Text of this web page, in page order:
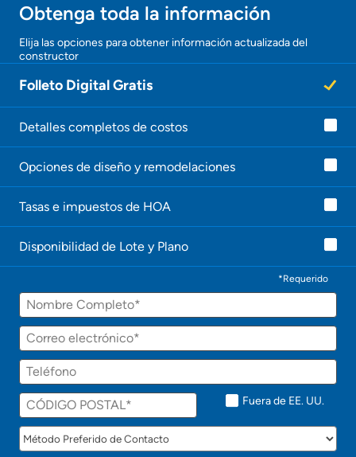
Obtenga toda la información
Elija las opciones para obtener información actualizada del
constructor
Folleto Digital Gratis
Detalles completos de costos
Opciones de diseño y remodelaciones
Tasas e impuestos de HOA
Disponibilidad de Lote y Plano
*Requerido
Fuera de EE. UU.